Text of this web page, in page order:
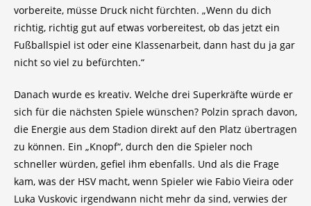
vorbereite, müsse Druck nicht fürchten. „Wenn du dich
richtig, richtig gut auf etwas vorbereitest, ob das jetzt ein
Fußballspiel ist oder eine Klassenarbeit, dann hast du ja gar
nicht so viel zu befürchten.“
Danach wurde es kreativ. Welche drei Superkräfte würde er
sich für die nächsten Spiele wünschen? Polzin sprach davon,
die Energie aus dem Stadion direkt auf den Platz übertragen
zu können. Ein „Knopf“, durch den die Spieler noch
schneller würden, gefiel ihm ebenfalls. Und als die Frage
kam, was der HSV macht, wenn Spieler wie Fabio Vieira oder
Luka Vuskovic irgendwann nicht mehr da sind, verwies der